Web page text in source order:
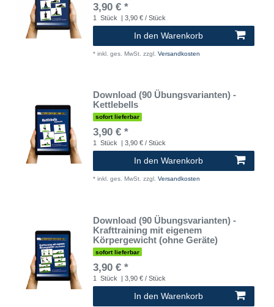
3,90 € *
1 Stück | 3,90 € / Stück
In den Warenkorb
* inkl. ges. MwSt. zzgl. Versandkosten
Download (90 Übungsvarianten) -
Kettlebells
sofort lieferbar
3,90 € *
1 Stück | 3,90 € / Stück
In den Warenkorb
* inkl. ges. MwSt. zzgl. Versandkosten
Download (90 Übungsvarianten) -
Krafttraining mit eigenem
Körpergewicht (ohne Geräte)
sofort lieferbar
3,90 € *
1 Stück | 3,90 € / Stück
In den Warenkorb